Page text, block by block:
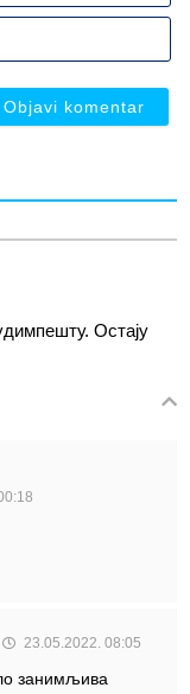
Остају
23.05.2022. 08:05
занимљива